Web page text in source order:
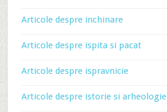
Articole despre inchinare
Articole despre ispita si pacat
Articole despre ispravnicie
Articole despre istorie si arheologie